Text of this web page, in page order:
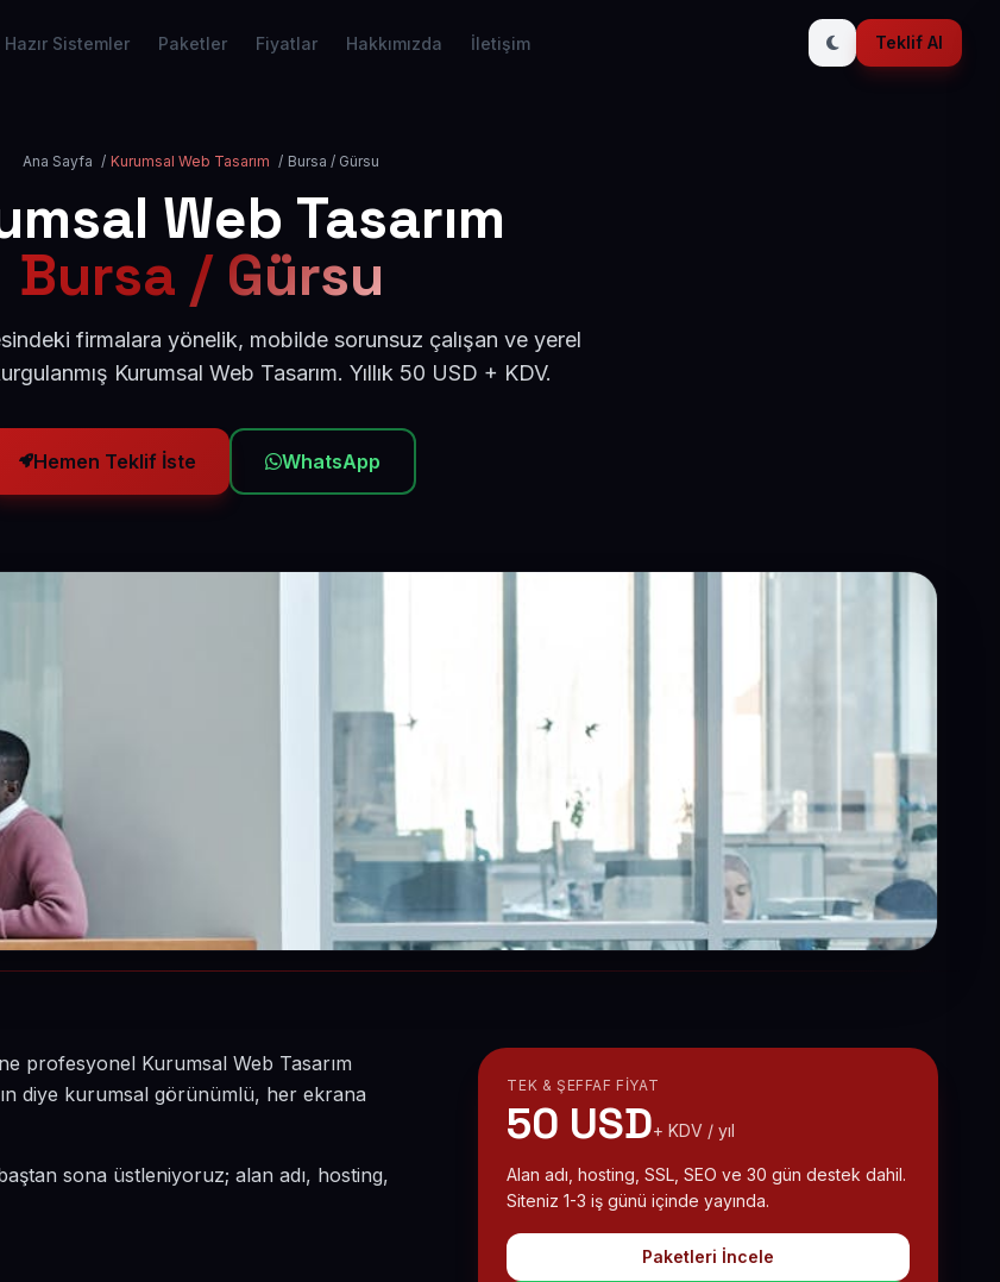
Hazır Sistemler Paketler Fiyatlar Hakkımızda İletişim Teklif Al
Ana Sayfa / Kurumsal Web Tasarım / Bursa / Gürsu
Web Tasarım
Bursa / Gürsu
firmalara yönelik, mobilde sorunsuz çalışan ve yerel
Kurumsal Web Tasarım. Yıllık 50 USD + KDV.
Hemen Teklif İste WhatsApp
profesyonel Kurumsal Web Tasarım
diye kurumsal görünümlü, her ekrana
sona üstleniyoruz; alan adı, hosting,
TEK & ŞEFFAF FIYAT
50 USD+ KDV / yıl
Alan adı, hosting, SSL, SEO ve 30 gün destek dahil.
Siteniz 1-3 iş günü içinde yayında.
Paketleri İncele